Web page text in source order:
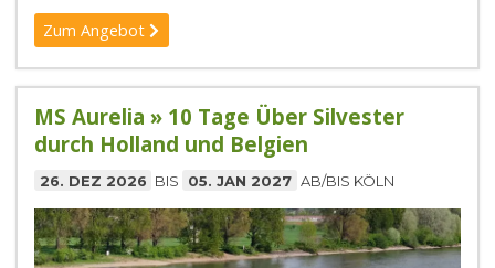
Zum Angebot
MS Aurelia » 10 Tage Über Silvester
durch Holland und Belgien
26. DEZ 2026 BIS 05. JAN 2027 AB/BIS KÖLN